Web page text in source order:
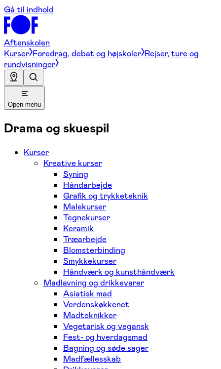
Gå til indhold
Aftenskolen
Kurser Foredrag, debat og højskoler Rejser, ture og
rundvisninger
Open menu
Drama og skuespil
Kurser
Kreative kurser
Syning
Håndarbejde
Grafik og trykketeknik
Malekurser
Tegnekurser
Keramik
Træarbejde
Blomsterbinding
Smykkekurser
Håndværk og kunsthåndværk
Madlavning og drikkevarer
Asiatisk mad
Verdenskøkkenet
Madteknikker
Vegetarisk og vegansk
Fest- og hverdagsmad
Bagning og søde sager
Madfællesskab